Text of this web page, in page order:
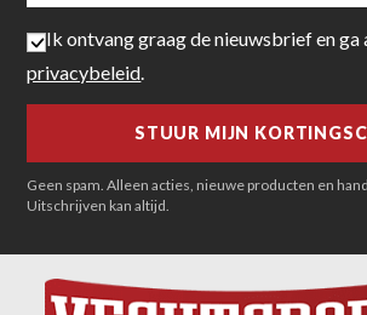
Ik ontvang graag de nieuwsbrief en
privacybeleid
Geen spam. Alleen acties, nieuwe producten en
Uitschrijven kan altijd.